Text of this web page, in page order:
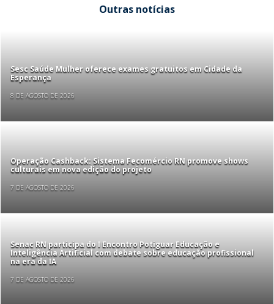
Outras notícias
Sesc Saúde Mulher oferece exames gratuitos em Cidade da
Esperança
8 DE AGOSTO DE 2026
Operação Cashback: Sistema Fecomércio RN promove shows
culturais em nova edição do projeto
7 DE AGOSTO DE 2026
Senac RN participa do I Encontro Potiguar Educação e
Inteligência Artificial com debate sobre educação profissional
na era da IA
7 DE AGOSTO DE 2026